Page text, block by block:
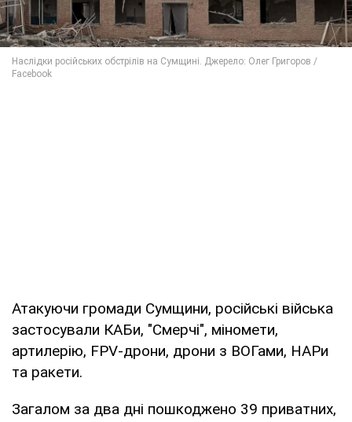
Атакуючи громади Сумщини, російські війська
застосували КАБи, "Смерчі", міномети,
артилерію, FPV-дрони, дрони з ВОГами, НАРи
та ракети.
Загалом за два дні пошкоджено 39 приватних,